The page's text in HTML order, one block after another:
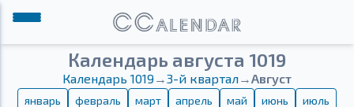
Календарь августа 1019
Календарь 1019→3-й квартал→Август
январь февраль март апрель май июнь
июль